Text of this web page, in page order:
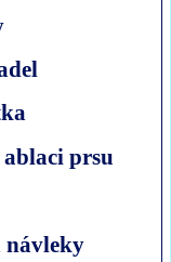
prsu
návleky